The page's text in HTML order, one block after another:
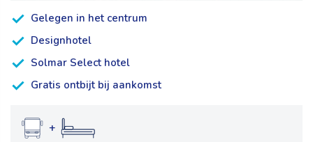
Gelegen in het centrum
Designhotel
Solmar Select hotel
Gratis ontbijt bij aankomst
+